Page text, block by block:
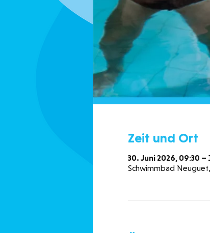
Zeit und Ort
30. Juni 2026, 09:30 –
Schwimmbad